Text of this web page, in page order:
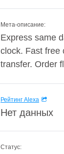
Мета-описание:
Express same
clock. Fast free
transfer. Order
Рейтинг Alexa
Нет данных
Статус: